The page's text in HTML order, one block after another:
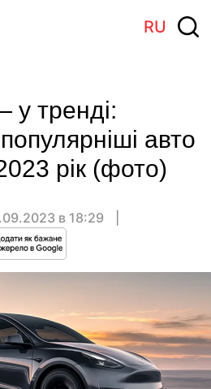
RU
у тренді:
авто
рік (фото)
в 18:29